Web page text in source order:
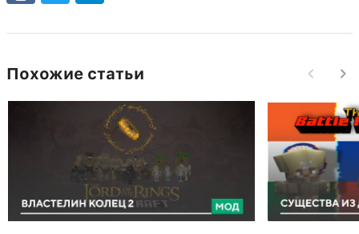
Похожие статьи